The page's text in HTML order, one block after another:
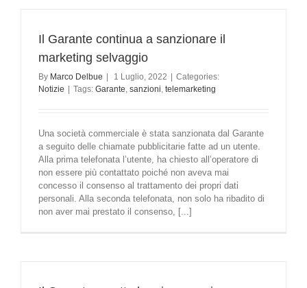
Il Garante continua a sanzionare il
marketing selvaggio
By Marco Delbue 1 Luglio, 2022
Categories:
Notizie
Tags: Garante, sanzioni, telemarketing
Una società commerciale è stata sanzionata dal Garante
a seguito delle chiamate pubblicitarie fatte ad un utente.
Alla prima telefonata l’utente, ha chiesto all’operatore di
non essere più contattato poiché non aveva mai
concesso il consenso al trattamento dei propri dati
personali. Alla seconda telefonata, non solo ha ribadito di
non aver mai prestato il consenso, [...]